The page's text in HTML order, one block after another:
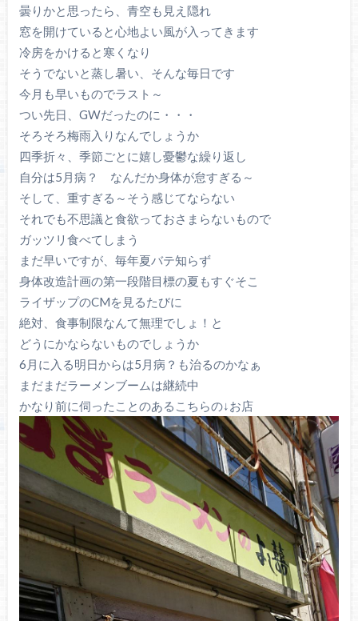
曇りかと思ったら、青空も見え隠れ
窓を開けていると心地よい風が入ってきます
冷房をかけると寒くなり
そうでないと蒸し暑い、そんな毎日です
今月も早いものでラスト～
つい先日、GWだったのに・・・
そろそろ梅雨入りなんでしょうか
四季折々、季節ごとに嬉し憂鬱な繰り返し
自分は5月病？ なんだか身体が怠すぎる～
そして、重すぎる～そう感じてならない
それでも不思議と食欲っておさまらないもので
ガッツリ食べてしまう
まだ早いですが、毎年夏バテ知らず
身体改造計画の第一段階目標の夏もすぐそこ
ライザップのCMを見るたびに
絶対、食事制限なんて無理でしょ！と
どうにかならないものでしょうか
6月に入る明日からは5月病？も治るのかなぁ
まだまだラーメンブームは継続中
かなり前に伺ったことのあるこちらの↓お店